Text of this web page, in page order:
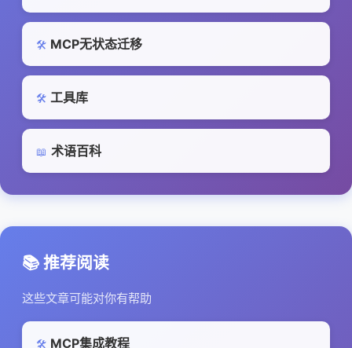
🛠️ MCP无状态迁移
🛠️ 工具库
📖 术语百科
📚 推荐阅读
这些文章可能对你有帮助
🛠️ MCP集成教程